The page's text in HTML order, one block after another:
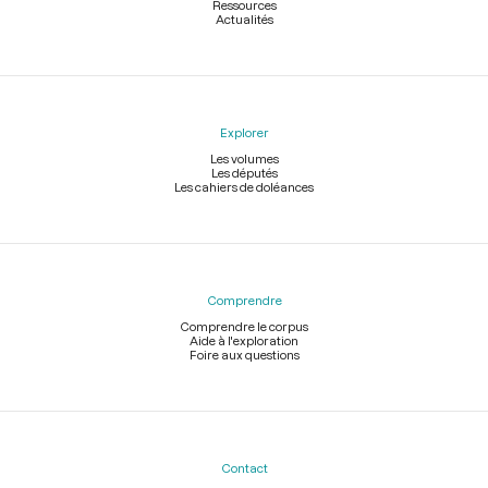
Ressources
Actualités
Explorer
Les volumes
Les députés
Les cahiers de doléances
Comprendre
Comprendre le corpus
Aide à l'exploration
Foire aux questions
Contact